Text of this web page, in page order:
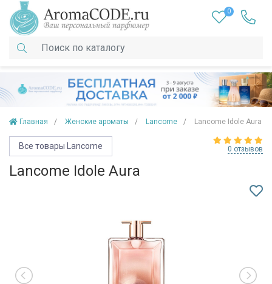
0
Главная Женские ароматы Lancome Lancome Idole Aura
Все товары Lancome 0 отзывов
Lancome Idole Aura